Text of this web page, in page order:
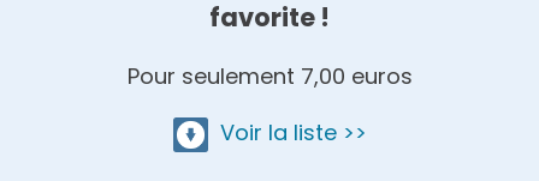
favorite !
Pour seulement 7,00 euros
Voir la liste >>